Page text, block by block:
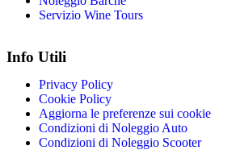
Servizio Wine Tours
Info Utili
Privacy Policy
Cookie Policy
Aggiorna le preferenze sui cookie
Condizioni di Noleggio Auto
Condizioni di Noleggio Scooter